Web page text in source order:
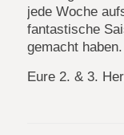
jede Woche
fantastische
gemacht haben.
Eure 2. & 3.